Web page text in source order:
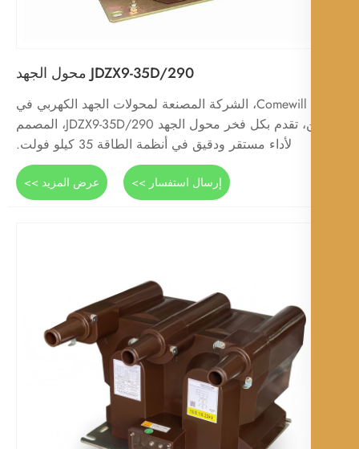
JDZX9-35D/290 محول الجهد
شركة Comewill، الشركة المصنعة لمحولات الجهد الكهربي في
الصين، تقدم بكل فخر محول الجهد JDZX9-35D/290، المصمم
لأداء مستقر ودقيق في أنظمة الطاقة 35 كيلو فولت.
عرض المزيد >> إرسال استفسار >>